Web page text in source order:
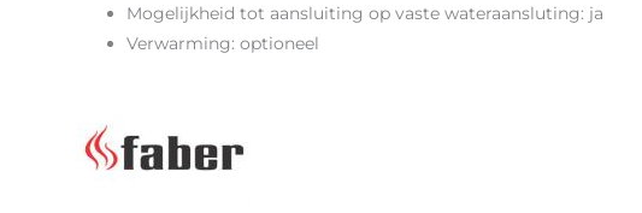
Mogelijkheid tot aansluiting op vaste wateraansluting: ja
Verwarming: optioneel